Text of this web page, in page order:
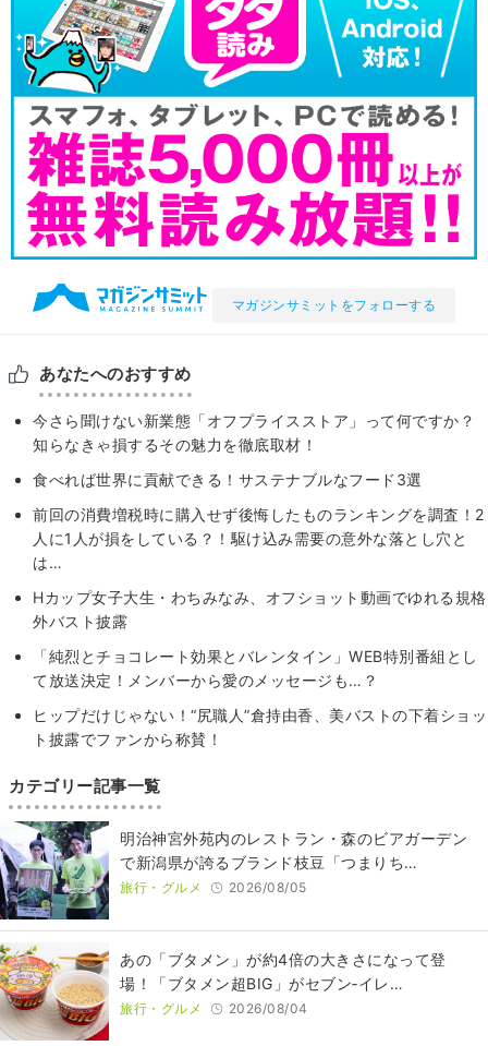
マガジンサミットをフォローする
あなたへのおすすめ
今さら聞けない新業態「オフプライスストア」って何ですか？
知らなきゃ損するその魅力を徹底取材！
食べれば世界に貢献できる！サステナブルなフード3選
前回の消費増税時に購入せず後悔したものランキングを調査！2
人に1人が損をしている？！駆け込み需要の意外な落とし穴と
は…
Hカップ女子大生・わちみなみ、オフショット動画でゆれる規格
外バスト披露
「純烈とチョコレート効果とバレンタイン」WEB特別番組とし
て放送決定！メンバーから愛のメッセージも…？
ヒップだけじゃない！“尻職人”倉持由香、美バストの下着ショッ
ト披露でファンから称賛！
カテゴリー記事一覧
明治神宮外苑内のレストラン・森のビアガーデン
で新潟県が誇るブランド枝豆「つまりち…
旅行・グルメ 2026/08/05
あの「ブタメン」が約4倍の大きさになって登
場！「ブタメン超BIG」がセブン‐イレ…
旅行・グルメ 2026/08/04